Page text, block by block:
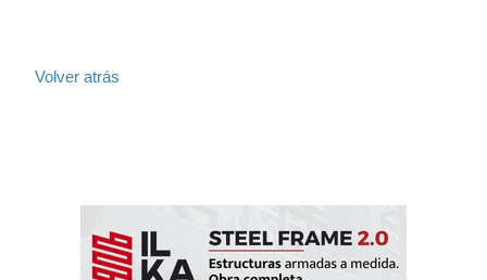
Volver atrás